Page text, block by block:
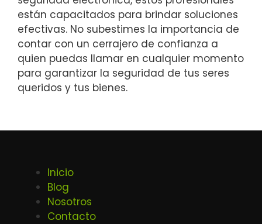
están capacitados para brindar soluciones
efectivas. No subestimes la importancia de
contar con un cerrajero de confianza a
quien puedas llamar en cualquier momento
para garantizar la seguridad de tus seres
queridos y tus bienes.
Inicio
Blog
Nosotros
Contacto